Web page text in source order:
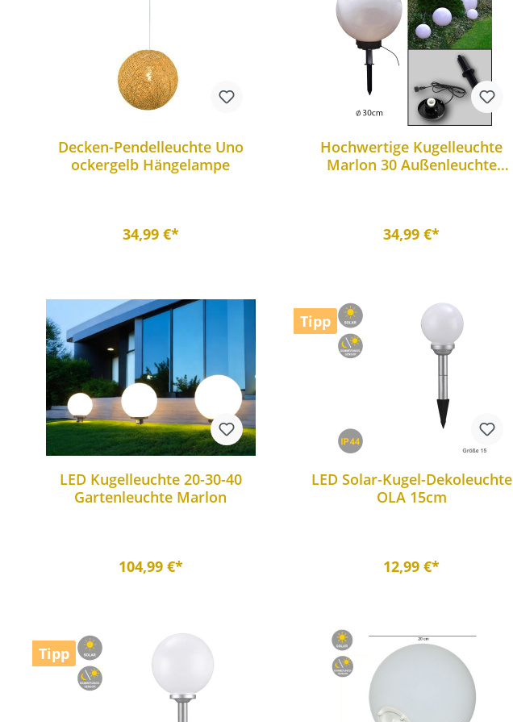
Decken-Pendelleuchte Uno
ockergelb Hängelampe
34,99 €*
Hochwertige Kugelleuchte
Marlon 30 Außenleuchte
34,99 €*
LED Kugelleuchte 20-30-40
Gartenleuchte Marlon
104,99 €*
Tipp
LED Solar-Kugel-Dekoleuchte
OLA 15cm
12,99 €*
Tipp